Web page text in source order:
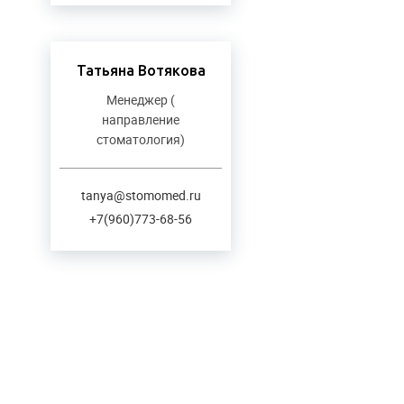
Татьяна Вотякова
Менеджер (
направление
стоматология)
tanya@stomomed.ru
+7(960)773-68-56